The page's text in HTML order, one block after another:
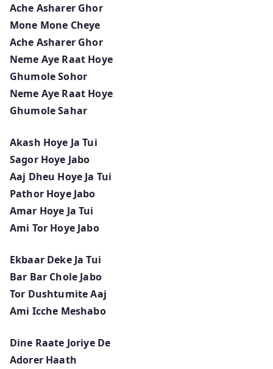
Ache Asharer Ghor
Mone Mone Cheye
Ache Asharer Ghor
Neme Aye Raat Hoye
Ghumole Sohor
Neme Aye Raat Hoye
Ghumole Sahar
Akash Hoye Ja Tui
Sagor Hoye Jabo
Aaj Dheu Hoye Ja Tui
Pathor Hoye Jabo
Amar Hoye Ja Tui
Ami Tor Hoye Jabo
Ekbaar Deke Ja Tui
Bar Bar Chole Jabo
Tor Dushtumite Aaj
Ami Icche Meshabo
Dine Raate Joriye De
Adorer Haath